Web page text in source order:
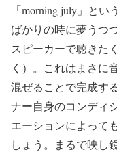
「morning july」と
ばかりの時に夢うつ
スピーカーで聴きた
く）。これはまさに
混ぜることで完成す
ナー自身のコンディ
エーションによって
しょう。まるで映し